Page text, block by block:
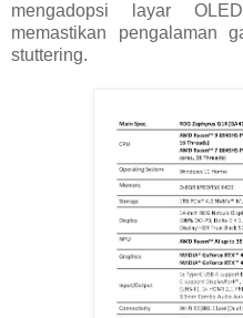
mengadopsi layar
memastikan pengalaman
stuttering.